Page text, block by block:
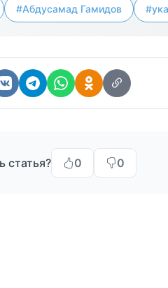
#Абдусамад Гамидов
статья? 0 0